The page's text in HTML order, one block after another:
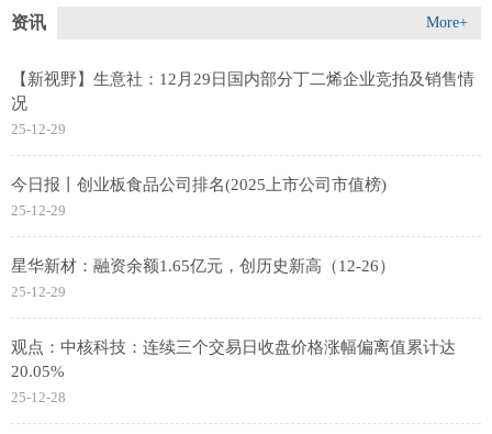
资讯 More+
【新视野】生意社：12月29日国内部分丁二烯企业竞拍及销售情
况
25-12-29
今日报丨创业板食品公司排名(2025上市公司市值榜)
25-12-29
星华新材：融资余额1.65亿元，创历史新高（12-26）
25-12-29
观点：中核科技：连续三个交易日收盘价格涨幅偏离值累计达
20.05%
25-12-28